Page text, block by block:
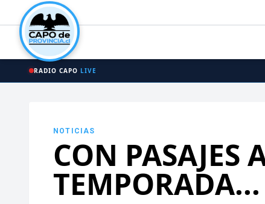
RADIO CAPO LIVE
NOTICIAS
CON PASAJES
TEMPORADA...